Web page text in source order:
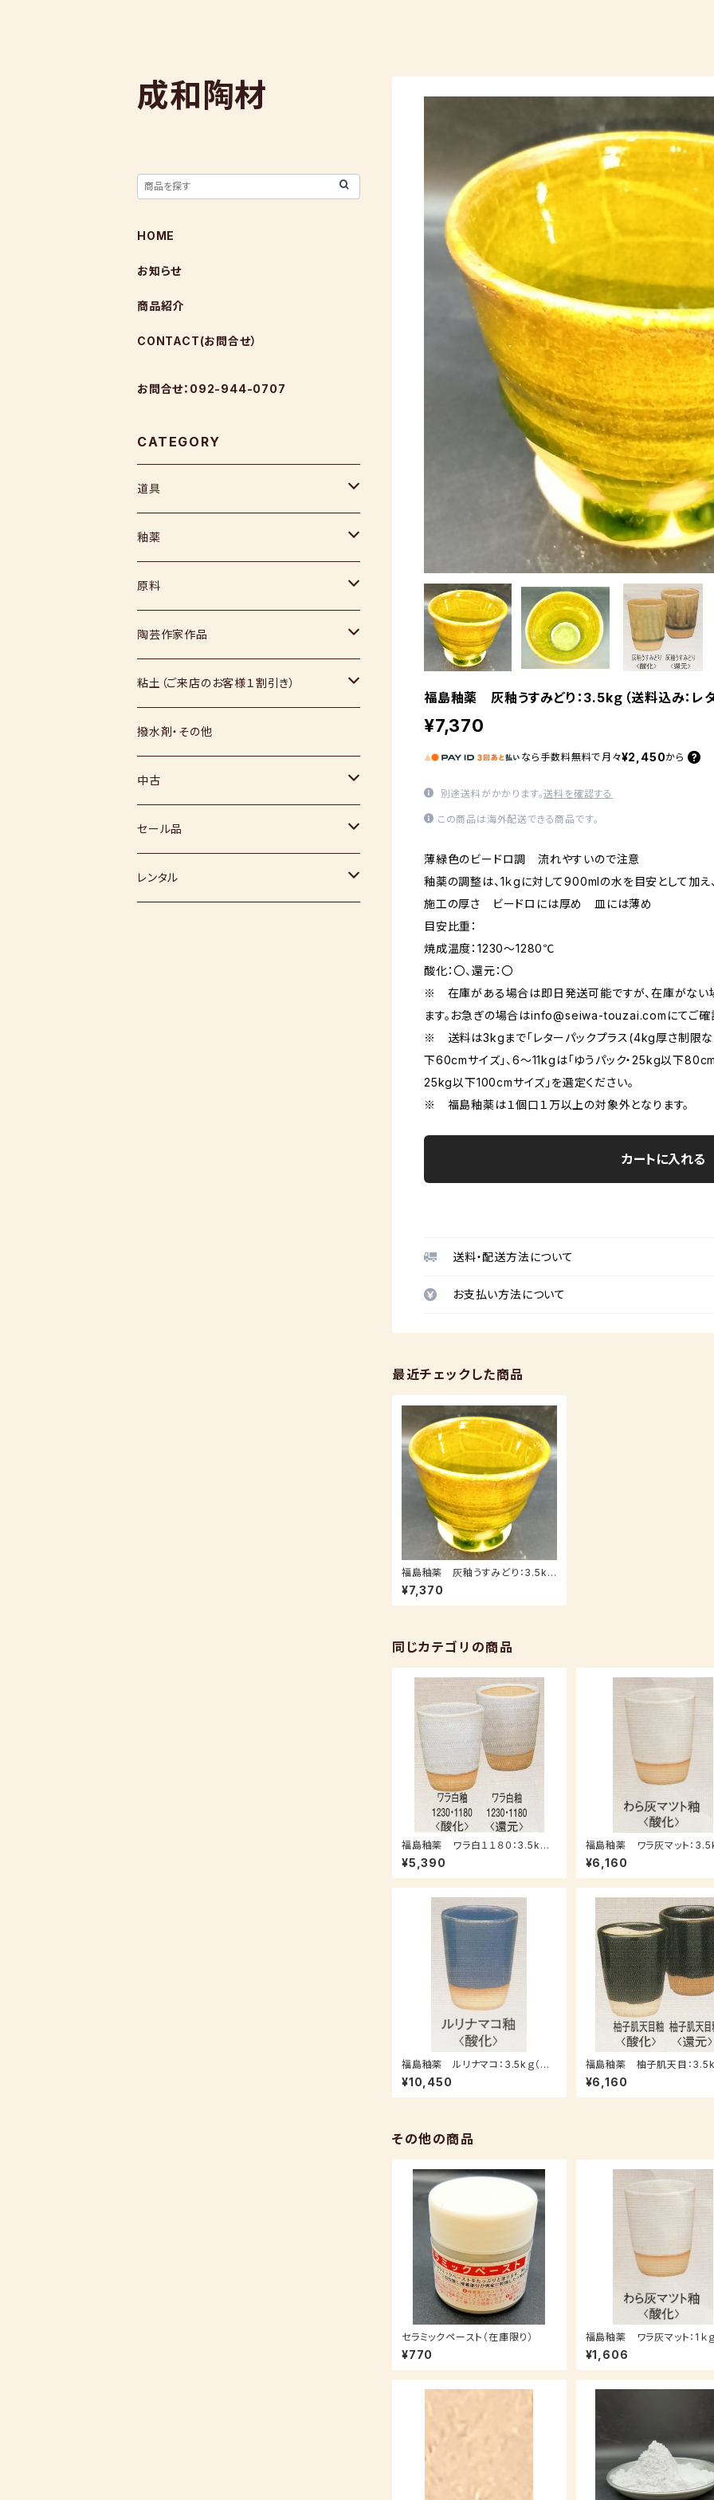
福島釉薬 灰釉うすみどり：3.5kｇ（送料込み：レ
¥7,370
なら 手数料無料で 月々¥2,450から
別途送料がかかります。送料を確認する
この商品は海外配送できる商品です。
薄緑色のビードロ調 流れやすいので注意
釉薬の調整は、1ｋgに対して900mlの水を目安として加え
施工の厚さ ビードロには厚め 皿には薄め
目安比重：
焼成温度：1230～1280℃
酸化：〇、還元：〇
※ 在庫がある場合は即日発送可能ですが、在庫がない
ます。お急ぎの場合はinfo@seiwa-touzai.com にてご確
※ 送料は3kgまで「レターパックプラス(4kg厚さ制限な
下60cmサイズ」、6～11kgは「ゆうパック・25kg以下80cm
25kg以下100cmサイズ」を選定ください。
※ 福島釉薬は１個口１万以上の対象外となります。
カートに入れる
送料・配送方法について
お支払い方法について
最近チェックした商品
福島釉薬 灰釉うすみどり：3.5kｇ
（送料込み：レターパックプラス）
¥7,370
同じカテゴリの商品
福島釉薬 ワラ白１１８０：3.5kｇ
（送料込み：レターパックプラス）
¥5,390
福島釉薬 ワラ灰マット：
（送料込み：レターパックプラ
¥6,160
福島釉薬 ルリナマコ：3.5kｇ（送
料込み：レターパックプラス）
¥10,450
福島釉薬 柚子肌天目：3.5k
料込み：レターパックプラス）
¥6,160
その他の商品
セラミックペースト（在庫限り）
¥770
福島釉薬 ワラ灰マット：1ｋ
注後0～3週間）
¥1,606
成和陶材
HOME
お知らせ
商品紹介
CONTACT(お問合せ）
お問合せ：092-944-0707
CATEGORY
道具
ヘラ
コテ
スポンジ
絵具
上絵具
下絵具
その他
釉薬
粉末
液体
福島釉薬
原料
媒溶剤・調整剤等
長石
硅石
その他（土・泥等）
顔料
灰
陶芸作家作品
上野焼
薪窯（高鶴淳一先生）
堀田窯
小石原焼
鶴見窯
秀山窯
高取焼
鬼丸雪山窯
福岡県：窯元・陶芸作家
恵水窯
粘土（ご来店のお客様１割引き）
信楽白土
信楽赤土
梅崎粘土
七隈粘土
撥水剤・その他
中古
窯
電気窯
電動ろくろ
セール品
小道具
レンタル